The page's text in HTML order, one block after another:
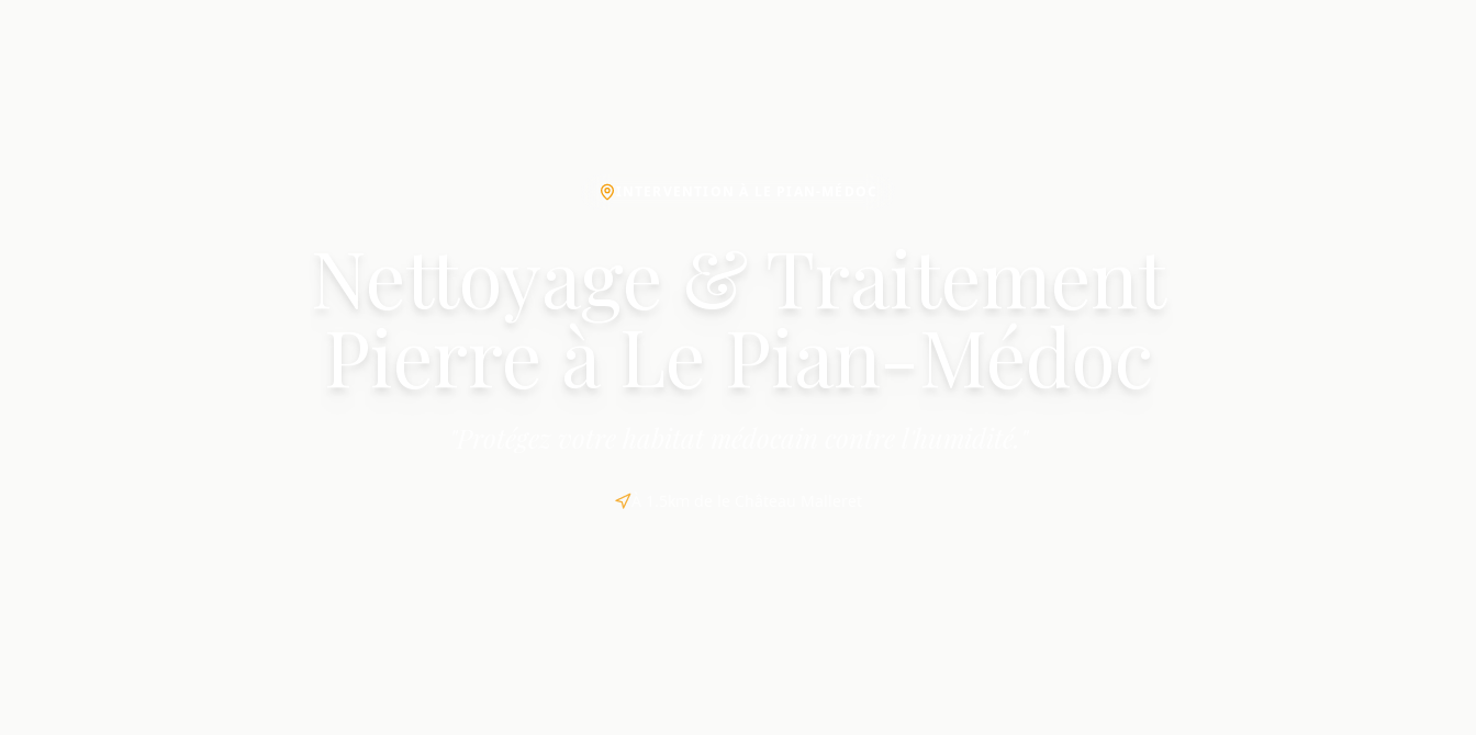
Nettoyage & Traitement
Pierre à Le Pian-Médoc